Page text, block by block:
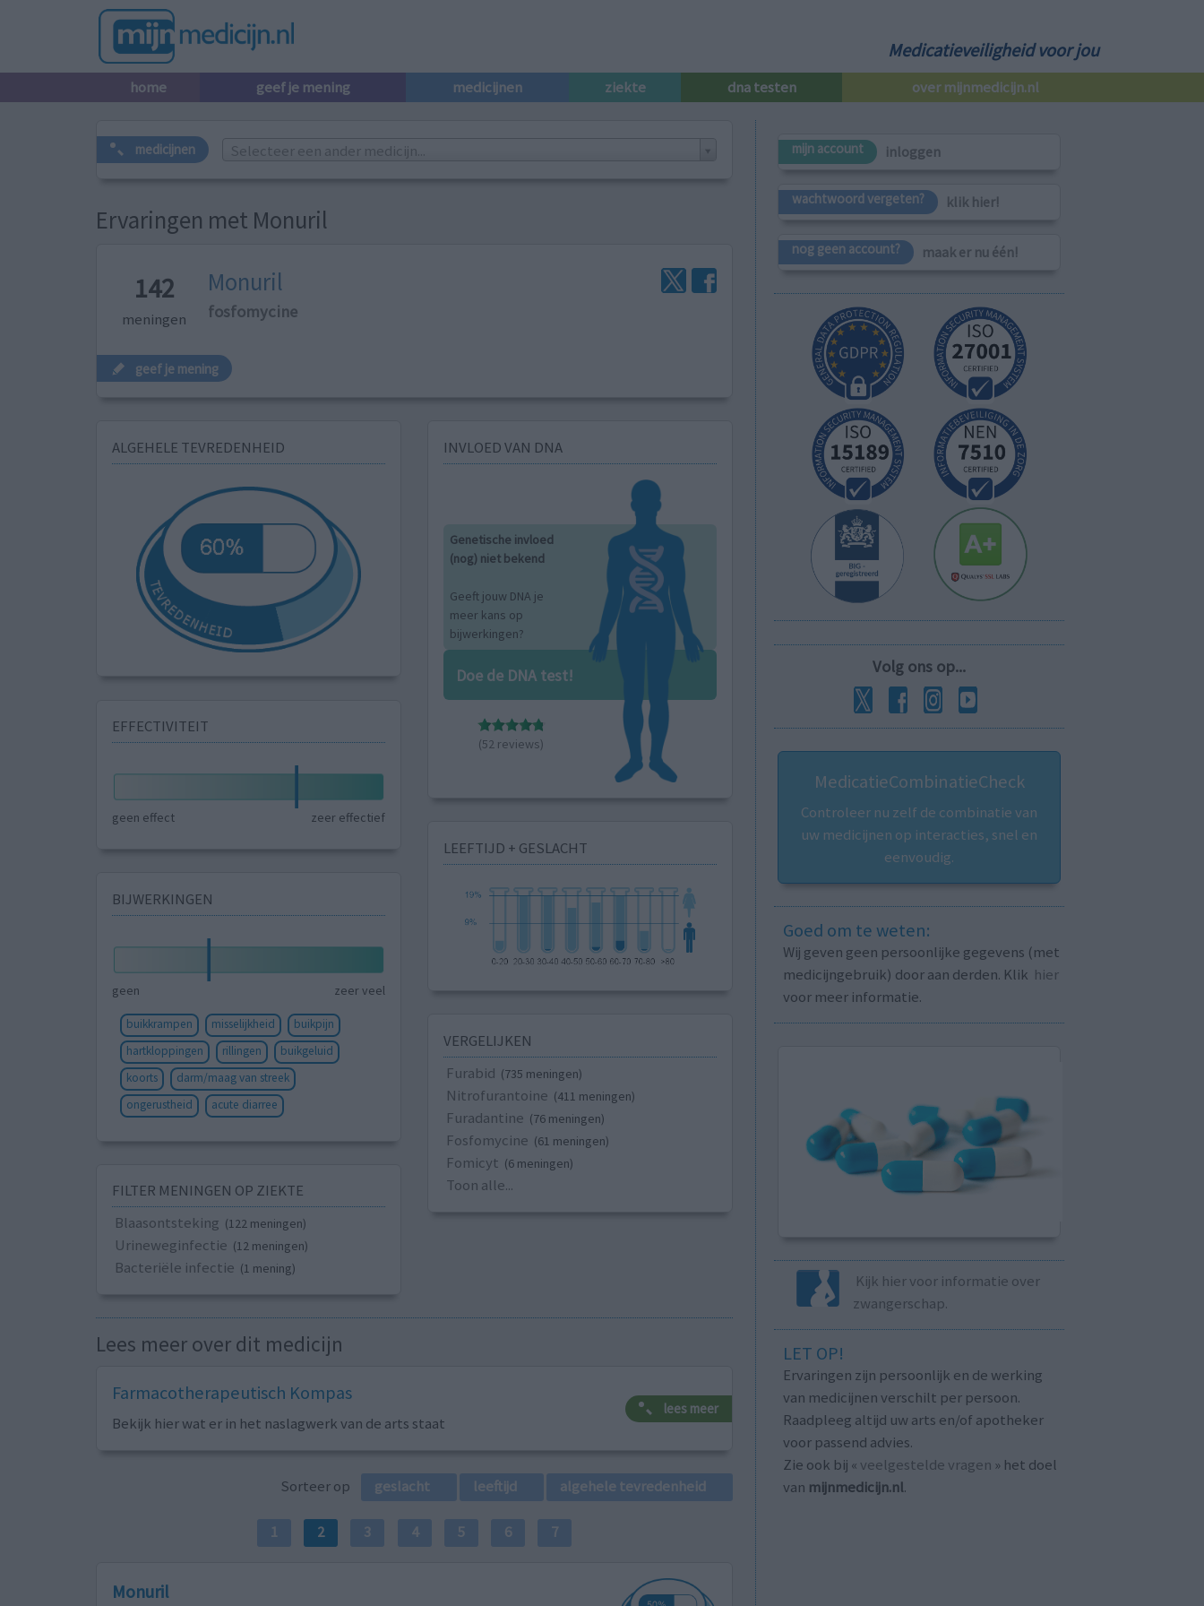
Medicatieveiligheid voor jou
home geef je mening medicijnen ziekte dna testen over mijnmedicijn.nl
medicijnen Selecteer een ander medicijn...
Ervaringen met Monuril
142
meningen
Monuril
fosfomycine
geef je mening
ALGEHELE TEVREDENHEID
EFFECTIVITEIT
geen effect zeer effectief
BIJWERKINGEN
geen zeer veel
buikkrampen misselijkheid
buikpijn
hartkloppingen
rillingen
buikgeluid
koorts
darm/maag van streek
ongerustheid
acute diarree
FILTER MENINGEN OP ZIEKTE
Blaasontsteking (122 meningen)
Urineweginfectie (12 meningen)
Bacteriële infectie (1 mening)
INVLOED VAN DNA
Genetische invloed
(nog) niet bekend
Geeft jouw DNA je
meer kans op
bijwerkingen?
Doe de DNA test!
(52 reviews)
LEEFTIJD + GESLACHT
VERGELIJKEN
Furabid (735 meningen)
Nitrofurantoine (411 meningen)
Furadantine (76 meningen)
Fosfomycine (61 meningen)
Fomicyt (6 meningen)
Toon alle...
Lees meer over dit medicijn
Farmacotherapeutisch Kompas
Bekijk hier wat er in het naslagwerk van de arts staat
lees meer
Sorteer op geslacht leeftijd algehele tevredenheid
1 2 3 4 5 6 7
Monuril
mijn account inloggen
wachtwoord vergeten? klik hier!
nog geen account? maak er nu één!
Volg ons op...
MedicatieCombinatieCheck
Controleer nu zelf de combinatie van
uw medicijnen op interacties, snel en
eenvoudig.
Goed om te weten:
Wij geven geen persoonlijke gegevens (met
medicijngebruik) door aan derden. Klik hier
voor meer informatie.
Kijk hier voor informatie over
zwangerschap.
LET OP!
Ervaringen zijn persoonlijk en de werking
van medicijnen verschilt per persoon.
Raadpleeg altijd uw arts en/of apotheker
voor passend advies.
Zie ook bij « veelgestelde vragen » het doel
van mijnmedicijn.nl.